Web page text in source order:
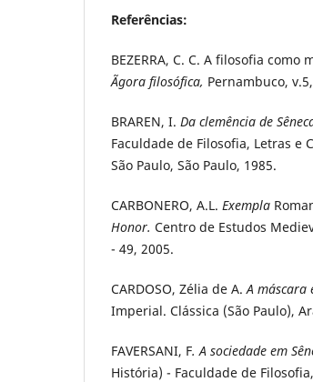
Referências:
BEZERRA, C. C. A filosofia
Ãgora filosófica, Pernambuco,
BRAREN, I. Da clemência de
Faculdade de Filosofia, Letras e
São Paulo, São Paulo, 1985.
CARBONERO, A.L. Exempla
Honor. Centro de Estudos
- 49, 2005.
CARDOSO, Zélia de A.A máscara
Imperial. Clássica (São Paulo),
FAVERSANI, F. A sociedade em
História) - Faculdade de